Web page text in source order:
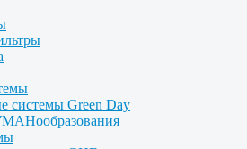
системы Green Day